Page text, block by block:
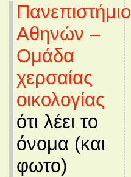
Πανεπιστήμιο
Αθηνών –
Ομάδα
χερσαίας
οικολογίας
ότι λέει το
όνομα (και
φωτο)